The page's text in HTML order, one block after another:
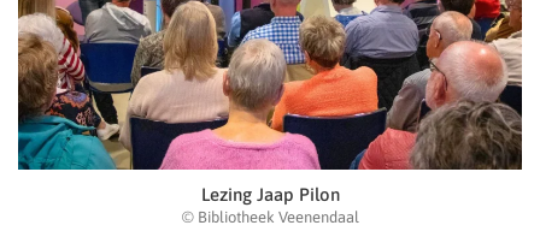
Lezing Jaap Pilon
© Bibliotheek Veenendaal